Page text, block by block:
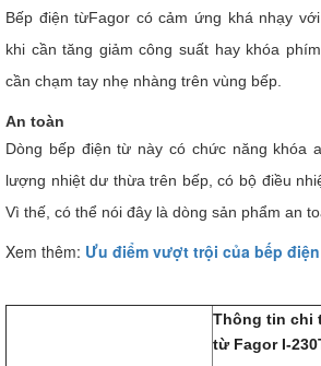
Bếp điện từFagor có cảm ứng khá nhạy
khi cần tăng giảm công suất hay khóa
cần chạm tay nhẹ nhàng trên vùng bếp.
An toàn
Dòng bếp điện từ này có chức năng khóa
lượng nhiệt dư thừa trên bếp, có bộ điều
Vì thế, có thể nói đây là dòng sản phẩm an
Xem thêm: Ưu điểm vượt trội của bếp
Thông tin chi
từ Fagor I-